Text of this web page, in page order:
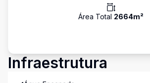
Área Total 2664m²
Infraestrutura